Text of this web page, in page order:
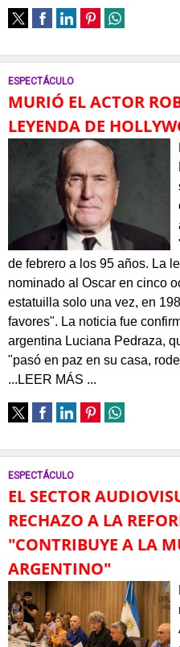
ESPECTÁCULO
MURIÓ EL ACTOR
LEYENDA DE
de febrero a los 95 años. La
nominado al Oscar en cinco
estatuilla solo una vez, en
favores". La noticia fue
argentina Luciana Pedraza,
"pasó en paz en su casa,
...LEER MÁS ...
ESPECTÁCULO
EL SECTOR
RECHAZO A LA
"CONTRIBUYE A LA
ARGENTINO"